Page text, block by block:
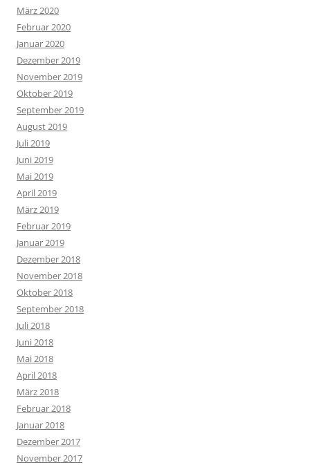
März 2020
Februar 2020
Januar 2020
Dezember 2019
November 2019
Oktober 2019
September 2019
August 2019
Juli 2019
Juni 2019
Mai 2019
April 2019
März 2019
Februar 2019
Januar 2019
Dezember 2018
November 2018
Oktober 2018
September 2018
Juli 2018
Juni 2018
Mai 2018
April 2018
März 2018
Februar 2018
Januar 2018
Dezember 2017
November 2017